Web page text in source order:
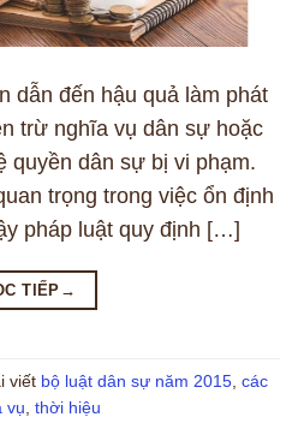
dẫn đến hậu quả làm phát
trừ nghĩa vụ dân sự hoặc
quyền dân sự bị vi phạm.
trọng trong việc ổn định
pháp luật quy định […]
TIẾP →
viết bộ luật dân sự năm 2015, các
vụ, thời hiệu